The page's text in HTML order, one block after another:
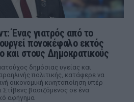
Ένας γιατρός από το
πονοκέφαλο εκτός
και στους Δημοκρατικούς
δημόσιας υγείας και
πολιτικής, κατάφερε να
οικονομική κινητοποίηση υπέρ
Στίβενς βασιζόμενος σε ένα
αφήγημα